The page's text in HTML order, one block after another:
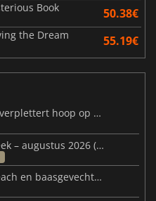
Book 50.38€
the Dream 55.19€
Steam Frame-prijs lekt uit en verplettert hoop op betaalbare VR
Niuwe Videogames van de week – augustus 2026 (week 32)
Palworld-update maakt Sunreach en baasgevechten stabieler